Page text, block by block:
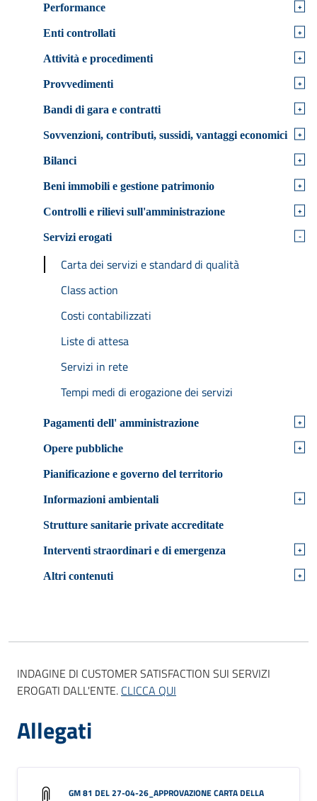
Performance +
Enti controllati +
Attività e procedimenti +
Provvedimenti +
Bandi di gara e contratti +
Sovvenzioni, contributi, sussidi, vantaggi economici +
Bilanci +
Beni immobili e gestione patrimonio +
Controlli e rilievi sull'amministrazione +
Servizi erogati -
Carta dei servizi e standard di qualità
Class action
Costi contabilizzati
Liste di attesa
Servizi in rete
Tempi medi di erogazione dei servizi
Pagamenti dell' amministrazione +
Opere pubbliche +
Pianificazione e governo del territorio
Informazioni ambientali +
Strutture sanitarie private accreditate
Interventi straordinari e di emergenza +
Altri contenuti +
INDAGINE DI CUSTOMER SATISFACTION SUI SERVIZI
EROGATI DALL'ENTE. CLICCA QUI
Allegati
GM 81 DEL 27-04-26_APPROVAZIONE CARTA DELLA